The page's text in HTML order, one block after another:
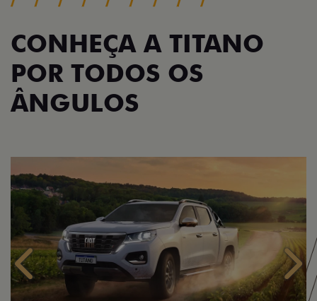
CONHEÇA A TITANO
POR TODOS OS
ÂNGULOS
Anterior